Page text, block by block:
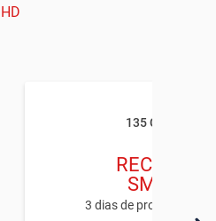
135 CANAIS
RECARGA
SMART
3 dias de programação